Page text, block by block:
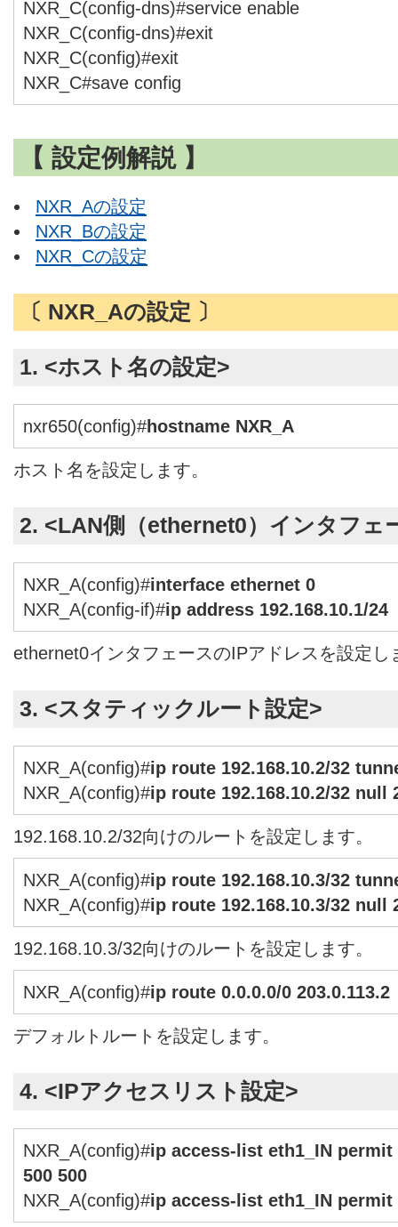
NXR_C(config-dns)#service enable
NXR_C(config-dns)#exit
NXR_C(config)#exit
NXR_C#save config
【 設定例解説 】
NXR_Aの設定
NXR_Bの設定
NXR_Cの設定
〔 NXR_Aの設定 〕
1. <ホスト名の設定>
nxr650(config)#hostname NXR_A
ホスト名を設定します。
2. <LAN側（ethernet0）インタフェ
NXR_A(config)#interface ethernet 0
NXR_A(config-if)#ip address 192.168.10.1/24
ethernet0インタフェースのIPアドレスを設定し
3. <スタティックルート設定>
NXR_A(config)#ip route 192.168.10.2/32
NXR_A(config)#ip route 192.168.10.2/32 null
192.168.10.2/32向けのルートを設定します。
NXR_A(config)#ip route 192.168.10.3/32
NXR_A(config)#ip route 192.168.10.3/32 null
192.168.10.3/32向けのルートを設定します。
NXR_A(config)#ip route 0.0.0.0/0 203.0.113.2
デフォルトルートを設定します。
4. <IPアクセスリスト設定>
NXR_A(config)#ip access-list eth1_IN permit
500 500
NXR_A(config)#ip access-list eth1_IN permit